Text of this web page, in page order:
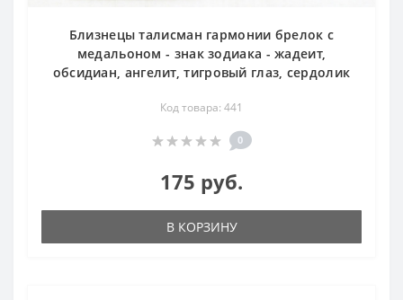
Близнецы талисман гармонии брелок с
медальоном - знак зодиака - жадеит,
обсидиан, ангелит, тигровый глаз, сердолик
Код товара: 441
0
175 руб.
В КОРЗИНУ